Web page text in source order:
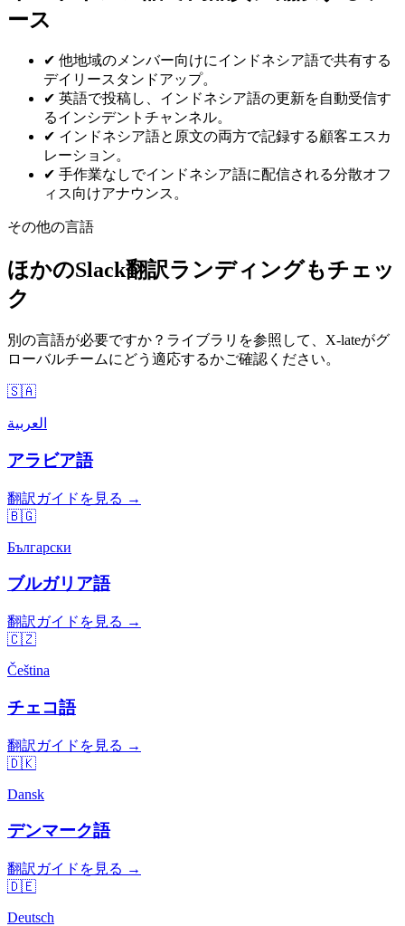
ース
✔ 他地域のメンバー向けにインドネシア語で共有する
デイリースタンドアップ。
✔ 英語で投稿し、インドネシア語の更新を自動受信す
るインシデントチャンネル。
✔ インドネシア語と原文の両方で記録する顧客エスカ
レーション。
✔ 手作業なしでインドネシア語に配信される分散オフ
ィス向けアナウンス。
その他の言語
ほかのSlack翻訳ランディングもチェッ
ク
別の言語が必要ですか？ライブラリを参照して、X-lateがグ
ローバルチームにどう適応するかご確認ください。
🇸🇦
العربية
アラビア語
翻訳ガイドを見る →
🇧🇬
Български
ブルガリア語
翻訳ガイドを見る →
🇨🇿
Čeština
チェコ語
翻訳ガイドを見る →
🇩🇰
Dansk
デンマーク語
翻訳ガイドを見る →
🇩🇪
Deutsch